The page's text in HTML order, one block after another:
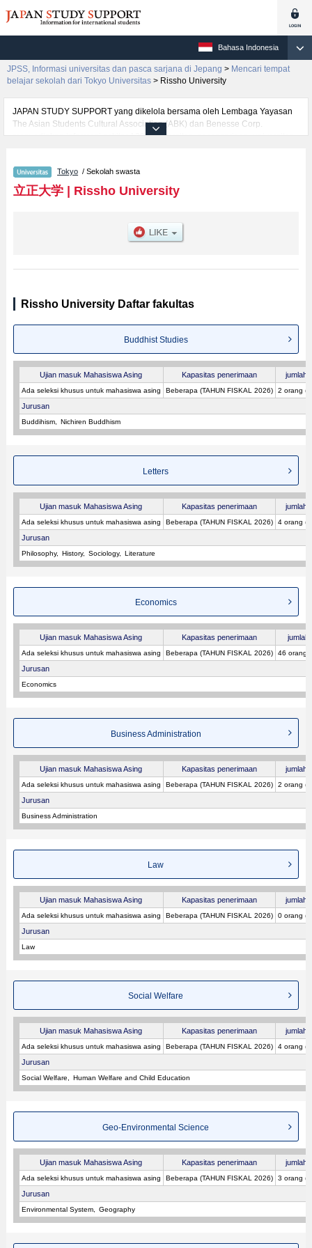
Bahasa Indonesia
JPSS, Informasi universitas dan pasca sarjana di Jepang > Mencari tempat
belajar sekolah dari Tokyo Universitas > Rissho University
JAPAN STUDY SUPPORT yang dikelola bersama oleh Lembaga Yayasan
The Asian Students Cultural Association (ABK) dan Benesse Corp.
menyediakan informasi sekitar 1300 universitas, pascasarjana, universitas
per fakultas seperti Fakultas Buddhist StudiesatauFakultas
LettersatauFakultas EconomicsatauFakultas Business
AdministrationatauFakultas LawatauFakultas Social WelfareatauFakultas
Science, serta berbagai informasi yang berguna bagi mahasiswa(i)
mancanegara seperti kuota untuk jumlah pendaftar dan jumlah kelulusan
Tokyo / Sekolah swasta
立正大学| Rissho University
Rissho University Daftar fakultas
Buddhist Studies
Ujian masuk Mahasiswa Asing Kapasitas penerimaan jumlah
Ada seleksi khusus untuk mahasiswa asing Beberapa (TAHUN FISKAL 2026) 2 orang
Jurusan
Buddihism Nichiren Buddhism
Letters
Ujian masuk Mahasiswa Asing Kapasitas penerimaan jumlah
Ada seleksi khusus untuk mahasiswa asing Beberapa (TAHUN FISKAL 2026) 4 orang
Jurusan
Philosophy History Sociology Literature
Economics
Ujian masuk Mahasiswa Asing Kapasitas penerimaan jumlah
Ada seleksi khusus untuk mahasiswa asing Beberapa (TAHUN FISKAL 2026) 46 orang
Jurusan
Economics
Business Administration
Ujian masuk Mahasiswa Asing Kapasitas penerimaan jumlah
Ada seleksi khusus untuk mahasiswa asing Beberapa (TAHUN FISKAL 2026) 2 orang
Jurusan
Business Administration
Law
Ujian masuk Mahasiswa Asing Kapasitas penerimaan jumlah
Ada seleksi khusus untuk mahasiswa asing Beberapa (TAHUN FISKAL 2026) 0 orang
Jurusan
Law
Social Welfare
Ujian masuk Mahasiswa Asing Kapasitas penerimaan jumlah
Ada seleksi khusus untuk mahasiswa asing Beberapa (TAHUN FISKAL 2026) 4 orang
Jurusan
Social Welfare Human Welfare and Child Education
Geo-Environmental Science
Ujian masuk Mahasiswa Asing Kapasitas penerimaan jumlah
Ada seleksi khusus untuk mahasiswa asing Beberapa (TAHUN FISKAL 2026) 3 orang
Jurusan
Environmental System Geography